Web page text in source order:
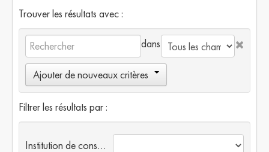
Trouver les résultats avec :
dans
Ajouter de nouveaux critères
Filtrer les résultats par :
Institution de conservation